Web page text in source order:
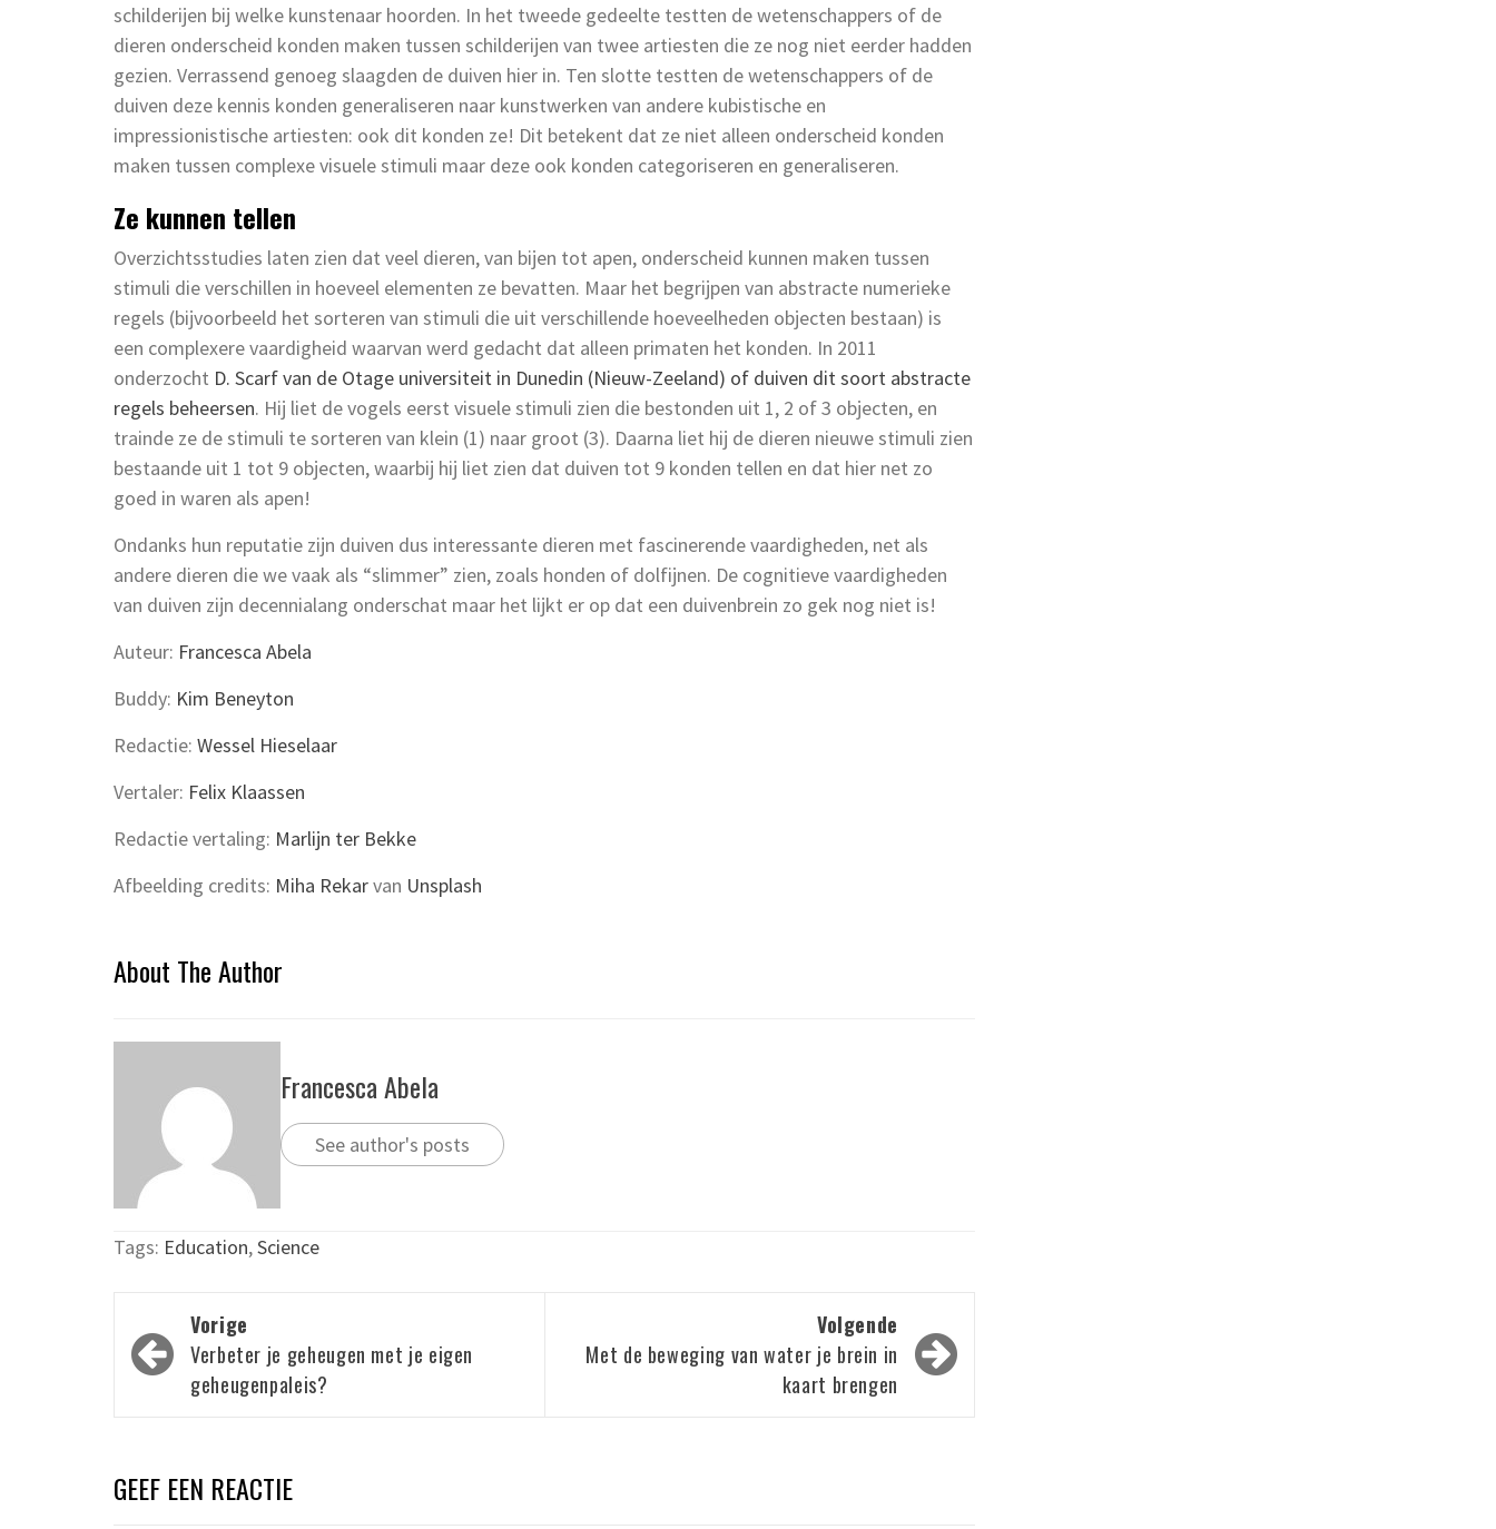
schilderijen bij welke kunstenaar hoorden. In het tweede gedeelte testten de wetenschappers of de
dieren onderscheid konden maken tussen schilderijen van twee artiesten die ze nog niet eerder hadden
gezien. Verrassend genoeg slaagden de duiven hier in. Ten slotte testten de wetenschappers of de
duiven deze kennis konden generaliseren naar kunstwerken van andere kubistische en
impressionistische artiesten: ook dit konden ze! Dit betekent dat ze niet alleen onderscheid konden
maken tussen complexe visuele stimuli maar deze ook konden categoriseren en generaliseren.
Ze kunnen tellen
Overzichtsstudies laten zien dat veel dieren, van bijen tot apen, onderscheid kunnen maken tussen
stimuli die verschillen in hoeveel elementen ze bevatten. Maar het begrijpen van abstracte numerieke
regels (bijvoorbeeld het sorteren van stimuli die uit verschillende hoeveelheden objecten bestaan) is
een complexere vaardigheid waarvan werd gedacht dat alleen primaten het konden. In 2011
onderzocht D. Scarf van de Otage universiteit in Dunedin (Nieuw-Zeeland) of duiven dit soort abstracte
regels beheersen. Hij liet de vogels eerst visuele stimuli zien die bestonden uit 1, 2 of 3 objecten, en
trainde ze de stimuli te sorteren van klein (1) naar groot (3). Daarna liet hij de dieren nieuwe stimuli zien
bestaande uit 1 tot 9 objecten, waarbij hij liet zien dat duiven tot 9 konden tellen en dat hier net zo
goed in waren als apen!
Ondanks hun reputatie zijn duiven dus interessante dieren met fascinerende vaardigheden, net als
andere dieren die we vaak als “slimmer” zien, zoals honden of dolfijnen. De cognitieve vaardigheden
van duiven zijn decennialang onderschat maar het lijkt er op dat een duivenbrein zo gek nog niet is!
Auteur: Francesca Abela
Buddy: Kim Beneyton
Redactie: Wessel Hieselaar
Vertaler: Felix Klaassen
Redactie vertaling: Marlijn ter Bekke
Afbeelding credits: Miha Rekarvan Unsplash
About The Author
Francesca Abela
See author's posts
Tags: Education,Science
Bericht
navigatie
Vorige
Verbeter je geheugen met je eigen
geheugenpaleis?
Volgende
Met de beweging van water je brein in
kaart brengen
GEEF EEN REACTIE